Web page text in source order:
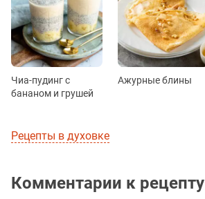
Чиа-пудинг с
бананом и грушей
Ажурные блины
Рецепты в духовке
Комментарии к рецепту